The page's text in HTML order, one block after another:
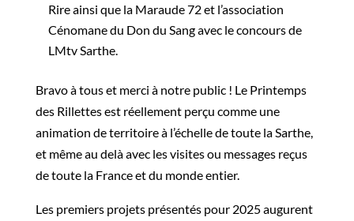
Rire ainsi que la Maraude 72 et l’association
Cénomane du Don du Sang avec le concours de
LMtv Sarthe.
Bravo à tous et merci à notre public ! Le Printemps
des Rillettes est réellement perçu comme une
animation de territoire à l’échelle de toute la Sarthe,
et même au delà avec les visites ou messages reçus
de toute la France et du monde entier.
Les premiers projets présentés pour 2025 augurent